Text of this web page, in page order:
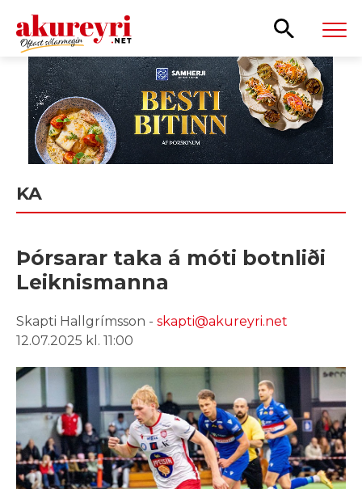
Leita
KA
Þórsarar taka á móti botnliði
Leiknismanna
Skapti Hallgrímsson - skapti@akureyri.net
12.07.2025 kl. 11:00